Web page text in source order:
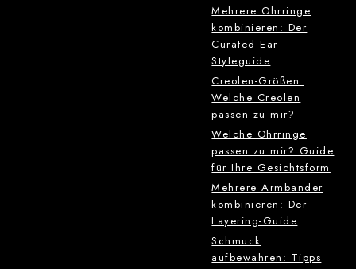
Mehrere Ohrringe
kombinieren: Der
Curated Ear
Styleguide
Creolen-Größen:
Welche Creolen
passen zu mir?
Welche Ohrringe
passen zu mir? Guide
für Ihre Gesichtsform
Mehrere Armbänder
kombinieren: Der
Layering-Guide
Schmuck
aufbewahren: Tipps